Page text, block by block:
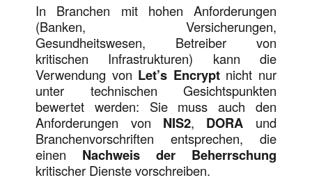
In Branchen mit hohen Anforderungen
(Banken, Versicherungen,
Gesundheitswesen, Betreiber von
kritischen Infrastrukturen) kann die
Verwendung von Let’s Encryptnicht nur
unter technischen Gesichtspunkten
bewertet werden: Sie muss auch den
Anforderungen von NIS2, DORA und
Branchenvorschriften entsprechen, die
einen Nachweis der Beherrschung
kritischer Dienste vorschreiben.